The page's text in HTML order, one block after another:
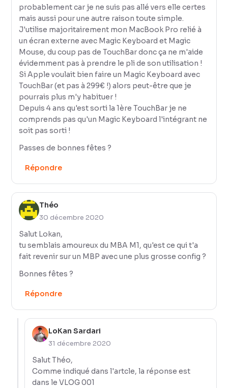
probablement car je ne suis pas allé vers elle certes
mais aussi pour une autre raison toute simple.
J'utilise majoritairement mon MacBook Pro relié à
un écran externe avec Magic Keyboard et Magic
Mouse, du coup pas de TouchBar donc ça ne m'aide
évidemment pas à prendre le pli de son utilisation !
Si Apple voulait bien faire un Magic Keyboard avec
TouchBar (et pas à 299€ !) alors peut-être que je
pourrais plus m'y habituer !
Depuis 4 ans qu'est sorti la 1ère TouchBar je ne
comprends pas qu'un Magic Keyboard l'intégrant ne
soit pas sorti !
Passes de bonnes fêtes ?
Répondre
Théo
30 décembre 2020
Salut Lokan,
tu semblais amoureux du MBA M1, qu'est ce qui t'a
fait revenir sur un MBP avec une plus grosse config ?
Bonnes fêtes ?
Répondre
LoKan Sardari
31 décembre 2020
Salut Théo,
Comme indiqué dans l'artcle, la réponse est
dans le VLOG 001